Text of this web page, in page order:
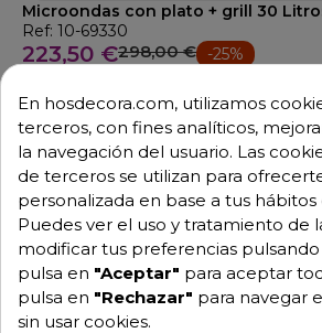
Microondas con
Ref: 10-69330
223,50 €298,00 € -25%
Añadir al
DTO.
En hosdecora.com, utilizamos
terceros, con fines analíticos,
la navegación del usuario. Las
de terceros se utilizan para
personalizada en base a tus
Puedes ver el uso y tratamiento de
modificar tus preferencias pulsando
pulsa en "Aceptar" para aceptar
pulsa en "Rechazar" para navegar
sin usar cookies.